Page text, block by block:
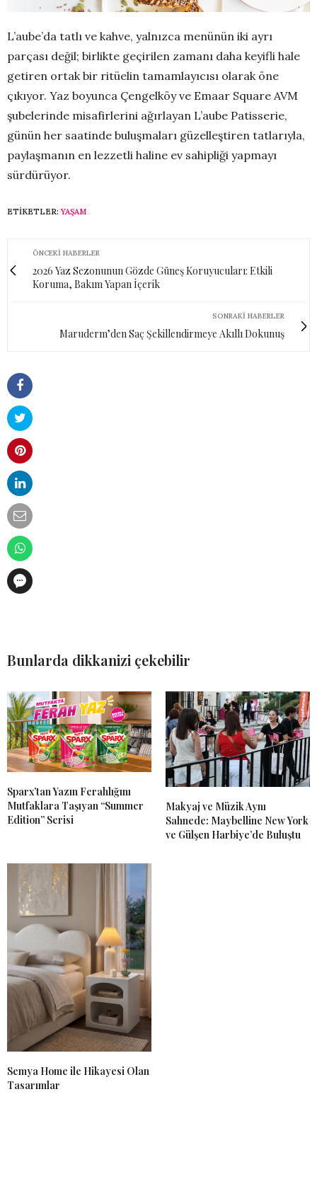
L’aube’da tatlı ve kahve, yalnızca menünün iki ayrı
parçası değil; birlikte geçirilen zamanı daha keyifli hale
getiren ortak bir ritüelin tamamlayıcısı olarak öne
çıkıyor. Yaz boyunca Çengelköy ve Emaar Square AVM
şubelerinde misafirlerini ağırlayan L’aube Patisserie,
günün her saatinde buluşmaları güzelleştiren tatlarıyla,
paylaşmanın en lezzetli haline ev sahipliği yapmayı
sürdürüyor.
ETIKETLER:YAŞAM
ÖNCEKI HABERLER
2026 Yaz Sezonunun Gözde Güneş Koruyucuları: Etkili
Koruma, Bakım Yapan İçerik
SONRAKI HABERLER
Maruderm’den Saç Şekillendirmeye Akıllı Dokunuş
Bunlarda dikkanizi çekebilir
Sparx’tan Yazın Ferahlığını
Mutfaklara Taşıyan “Summer
Edition” Serisi
Makyaj ve Müzik Aynı
Sahnede: Maybelline New York
ve Gülşen Harbiye’de Buluştu
Semya Home ile Hikayesi Olan
Tasarımlar